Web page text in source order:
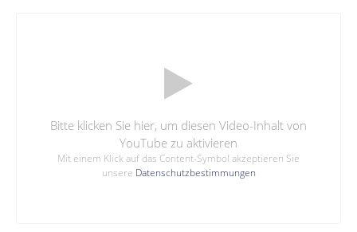
Bitte klicken Sie hier, um diesen Video-Inhalt von
YouTube zu aktivieren
Mit einem Klick auf das Content-Symbol akzeptieren Sie
unsere Datenschutzbestimmungen